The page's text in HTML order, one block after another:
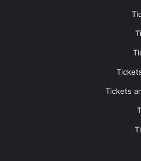
Tickets